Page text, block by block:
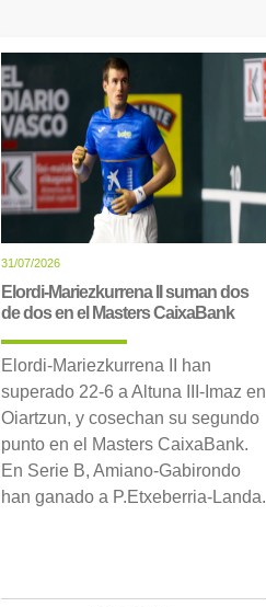
31/07/2026
Elordi-Mariezkurrena II suman dos
de dos en el Masters CaixaBank
Elordi-Mariezkurrena II han
superado 22-6 a Altuna III-Imaz en
Oiartzun, y cosechan su segundo
punto en el Masters CaixaBank.
En Serie B, Amiano-Gabirondo
han ganado a P.Etxeberria-Landa.